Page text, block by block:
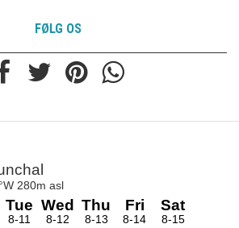
FØLG OS